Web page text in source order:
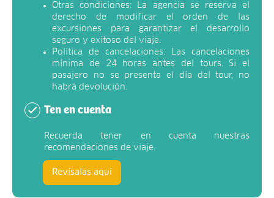
Otras condiciones: La agencia se reserva el
derecho de modificar el orden de las
excursiones para garantizar el desarrollo
seguro y exitoso del viaje.
Política de cancelaciones: Las cancelaciones
mínima de 24 horas antes del tours. Si el
pasajero no se presenta el día del tour, no
habrá devolución.
Ten en cuenta
Recuerda tener en cuenta nuestras
recomendaciones de viaje.
Revísalas aquí